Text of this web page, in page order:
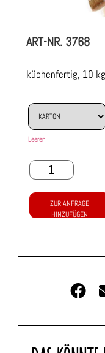
ART-NR. 3768
küchenfertig, 10
Leeren
ZUR ANFRAGE
HINZUFÜGEN